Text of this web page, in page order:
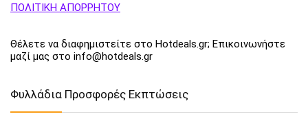
ΠΟΛΙΤΙΚΗ ΑΠΟΡΡΗΤΟΥ
Θέλετε να διαφημιστείτε στο Hotdeals.gr; Επικοινωνήστε
μαζί μας στο info@hotdeals.gr
Φυλλάδια Προσφορές Εκπτώσεις